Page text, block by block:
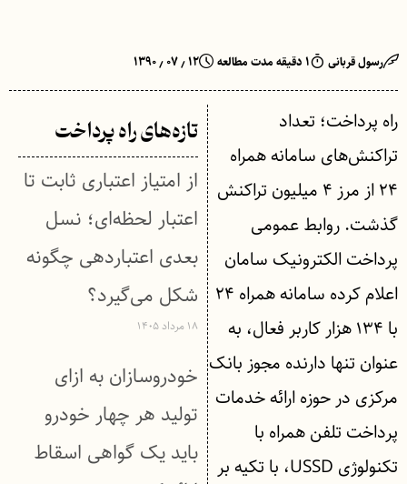
رسول قربانی ۱ دقیقه مدت مطالعه ۱۲ ٫ ۰۷ ٫ ۱۳۹۰
راه پرداخت؛ تعداد
تراکنش‌های سامانه همراه
۲۴ از مرز ۴ میلیون تراکنش
گذشت. روابط عمومی
پرداخت الکترونیک سامان
اعلام کرده سامانه همراه ۲۴
با ۱۳۴ هزار کاربر فعال، به
عنوان تنها دارنده مجوز بانک
مرکزی در حوزه ارائه خدمات
پرداخت تلفن همراه با
تکنولوژی USSD، با تکیه بر
تازه‌های راه پرداخت
از امتیاز اعتباری ثابت تا
اعتبار لحظه‌ای؛ نسل
بعدی اعتباردهی چگونه
شکل می‌گیرد؟
۱۸ مرداد ۱۴۰۵
خودروسازان به ازای
تولید هر چهار خودرو
باید یک گواهی اسقاط